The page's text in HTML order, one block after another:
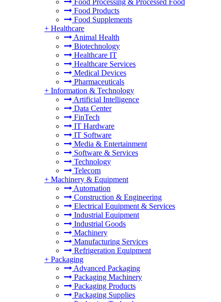
Food Processing & Processed Food
Food Products
Food Supplements
+ Healthcare
Animal Health
Biotechnology
Healthcare IT
Healthcare Services
Medical Devices
Pharmaceuticals
+ Information & Technology
Artificial Intelligence
Data Center
FinTech
IT Hardware
IT Software
Media & Entertainment
Software & Services
Technology
Telecom
+ Machinery & Equipment
Automation
Construction & Engineering
Electrical Equipment & Services
Industrial Equipment
Industrial Goods
Machinery
Manufacturing Services
Refrigeration Equipment
+ Packaging
Advanced Packaging
Packaging Machinery
Packaging Products
Packaging Supplies